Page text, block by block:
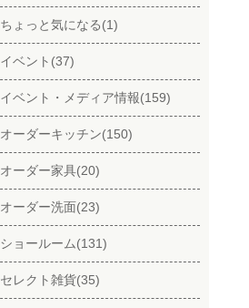
ちょっと気になる(1)
イベント(37)
イベント・メディア情報(159)
オーダーキッチン(150)
オーダー家具(20)
オーダー洗面(23)
ショールーム(131)
セレクト雑貨(35)